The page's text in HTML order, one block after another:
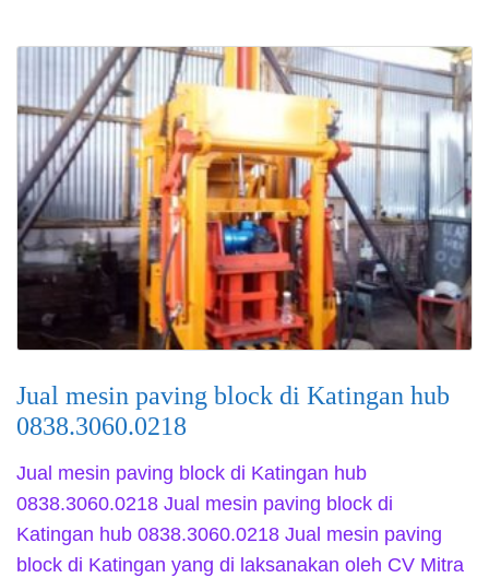
Jual mesin paving block di Katingan hub
0838.3060.0218
Jual mesin paving block di Katingan hub
0838.3060.0218 Jual mesin paving block di
Katingan hub 0838.3060.0218 Jual mesin paving
block di Katingan yang di laksanakan oleh CV Mitra